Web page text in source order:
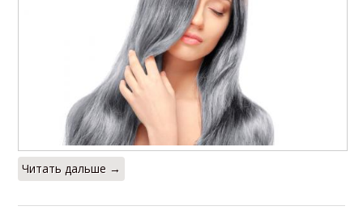
Читать дальше →